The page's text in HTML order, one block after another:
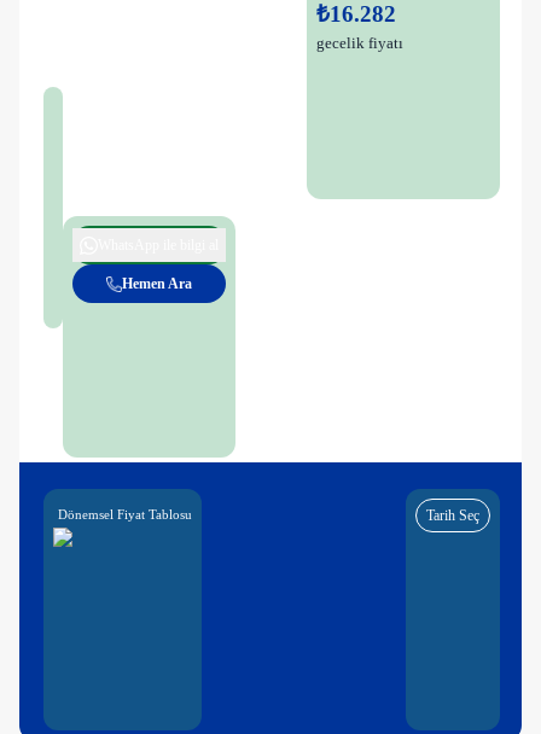
₺16.282
gecelik fiyatı
Hemen Ara
Dönemsel Fiyat Tablosu Tarih Seç